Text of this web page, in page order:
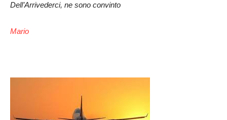
Dell’Arrivederci, ne sono convinto
Mario